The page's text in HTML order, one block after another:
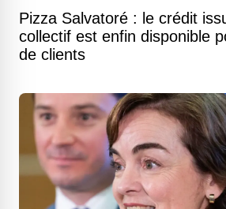
Pizza Salvatoré : le crédit
collectif est enfin disponible
de clients